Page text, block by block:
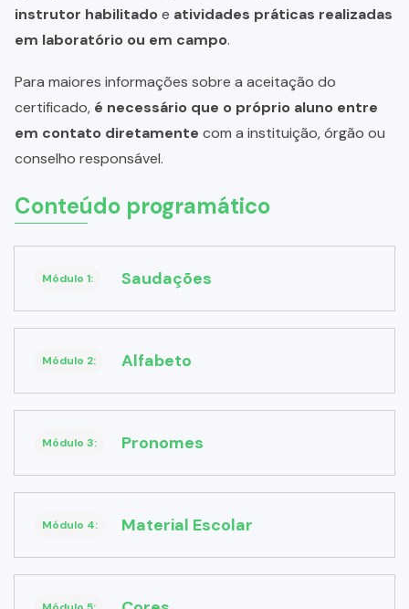
instrutor habilitadoe atividades práticas realizadas
em laboratório ou em campo.
Para maiores informações sobre a aceitação do
certificado, é necessário que o próprio aluno entre
em contato diretamente com a instituição, órgão ou
conselho responsável.
Conteúdo programático
Módulo 1: Saudações
Módulo 2: Alfabeto
Módulo 3: Pronomes
Módulo 4: Material Escolar